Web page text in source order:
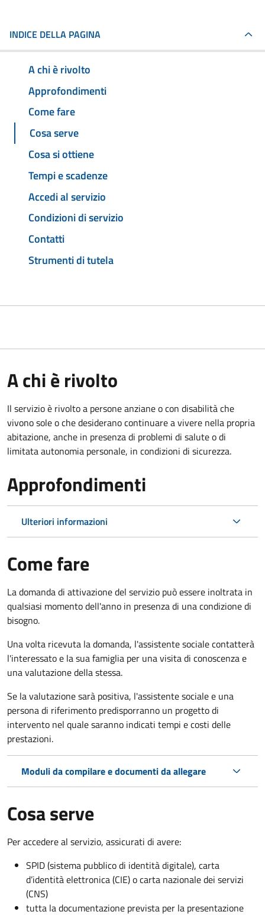
INDICE DELLA PAGINA
A chi è rivolto
Approfondimenti
Come fare
Cosa serve
Cosa si ottiene
Tempi e scadenze
Accedi al servizio
Condizioni di servizio
Contatti
Strumenti di tutela
A chi è rivolto
Il servizio è rivolto a persone anziane o con disabilità che
vivono sole o che desiderano continuare a vivere nella propria
abitazione, anche in presenza di problemi di salute o di
limitata autonomia personale, in condizioni di sicurezza.
Approfondimenti
Ulteriori informazioni
Come fare
La domanda di attivazione del servizio può essere inoltrata in
qualsiasi momento dell'anno in presenza di una condizione di
bisogno.
Una volta ricevuta la domanda, l'assistente sociale contatterà
l'interessato e la sua famiglia per una visita di conoscenza e
una valutazione della stessa.
Se la valutazione sarà positiva, l'assistente sociale e una
persona di riferimento predisporranno un progetto di
intervento nel quale saranno indicati tempi e costi delle
prestazioni.
Moduli da compilare e documenti da allegare
Cosa serve
Per accedere al servizio, assicurati di avere:
SPID (sistema pubblico di identità digitale), carta
d’identità elettronica (CIE) o carta nazionale dei servizi
(CNS)
tutta la documentazione prevista per la presentazione